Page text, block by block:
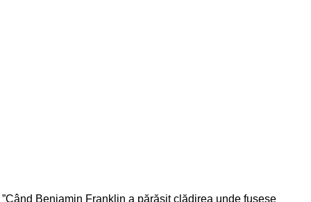
”Când Benjamin Franklin a părăsit clădirea unde fusese